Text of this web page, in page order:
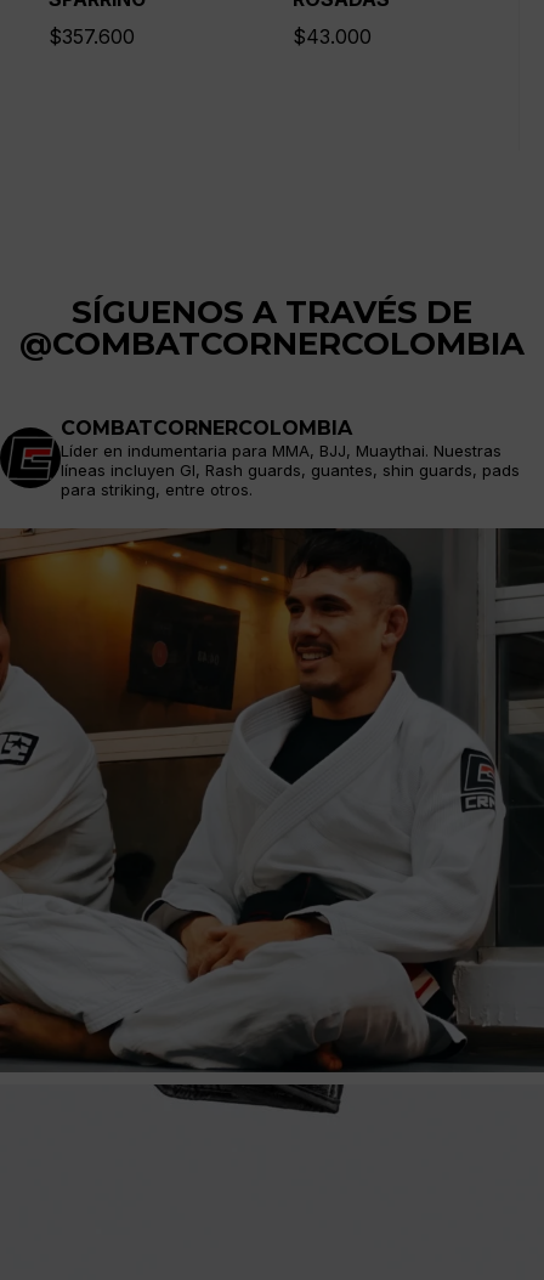
$357.600
$43.000
SÍGUENOS A TRAVÉS DE
@COMBATCORNERCOLOMBIA
COMBATCORNERCOLOMBIA
Líder en indumentaria para MMA, BJJ, Muaythai. Nuestras
líneas incluyen GI, Rash guards, guantes, shin guards, pads
para striking, entre otros.